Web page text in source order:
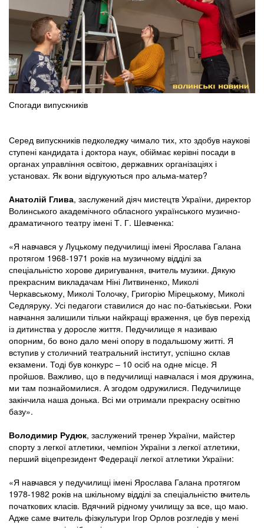
Спогади випускників
Серед випускників педколеджу чимало тих, хто здобув наукові
ступені кандидата і доктора наук, обіймає керівні посади в
органах управління освітою, державних організаціях і
установах. Як вони відгукуються про альма-матер?
Анатолій Глива, заслужений діяч мистецтв України, директор
Волинського академічного обласного українського музично-
драматичного театру імені Т. Г. Шевченка:
«Я навчався у Луцькому педучилищі імені Ярослава Галана
протягом 1968-1971 років на музичному відділі за
спеціальністю хорове диригування, вчитель музики. Дякую
прекрасним викладачам Ніні Литвиненко, Миколі
Черкавському, Миколі Толочку, Григорію Мірецькому, Миколі
Седляруку. Усі педагоги ставилися до нас по-батьківськи. Роки
навчання залишили тільки найкращі враження, це був перехід
із дитинства у доросле життя. Педучилище я називаю
опорним, бо воно дало мені опору в подальшому житті. Я
вступив у столичний театральний інститут, успішно склав
екзамени. Тоді був конкурс ‒ 10 осіб на одне місце. Я
пройшов. Важливо, що в педучилищі навчалася і моя дружина,
ми там познайомилися. А згодом одружилися. Педучилище
закінчила наша донька. Всі ми отримали прекрасну освітню
базу».
Володимир Рудюк, заслужений тренер України, майстер
спорту з легкої атлетики, чемпіон України з легкої атлетики,
перший віцепрезидент Федерації легкої атлетики України:
«Я навчався у педучилищі імені Ярослава Галана протягом
1978-1982 років на шкільному відділі за спеціальністю вчитель
початкових класів. Вдячний рідному училищу за все, що маю.
Адже саме вчитель фізкультури Ігор Орлов розгледів у мені